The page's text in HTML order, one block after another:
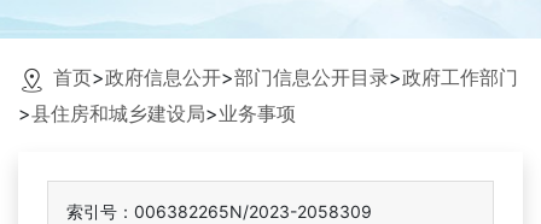
首页>政府信息公开>部门信息公开目录>政府工作部门
>县住房和城乡建设局>业务事项
索引号：006382265N/2023-2058309